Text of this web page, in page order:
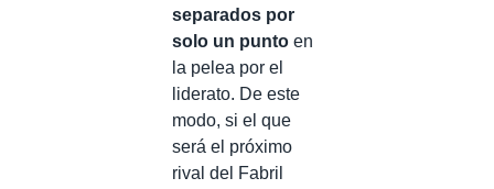
separados por
solo un punto en
la pelea por el
liderato. De este
modo, si el que
será el próximo
rival del Fabril